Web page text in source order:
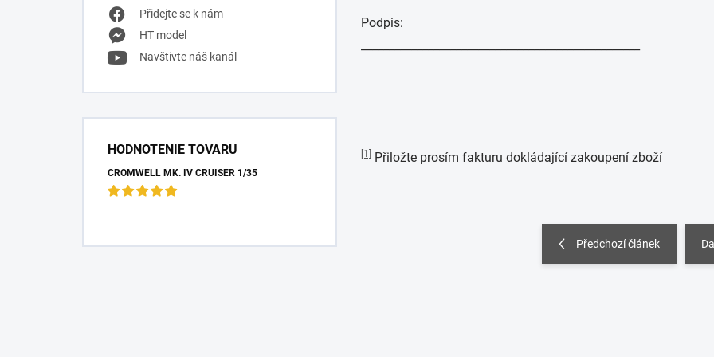
Přidejte se k nám
HT model
Navštivte náš kanál
HODNOTENIE TOVARU
CROMWELL MK. IV CRUISER 1/35
Podpis:
[1] Přiložte prosím fakturu dokládající zakoupení zboží
Předchozí článek